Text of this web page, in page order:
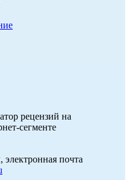
рецензий на
сегменте
почта